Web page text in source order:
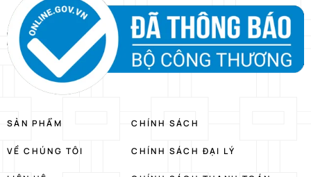
SẢN PHẨM
VỀ CHÚNG TÔI
CHÍNH SÁCH
CHÍNH SÁCH ĐẠI LÝ